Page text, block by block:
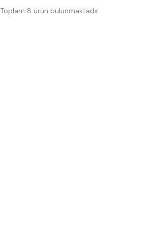
Toplam 8 ürün bulunmaktadır.